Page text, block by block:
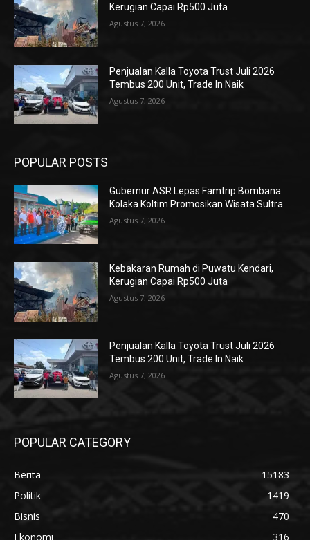
Kerugian Capai Rp500 Juta
Agustus 7, 2026
Penjualan Kalla Toyota Trust Juli 2026
Tembus 200 Unit, Trade In Naik
Agustus 7, 2026
POPULAR POSTS
Gubernur ASR Lepas Famtrip Bombana
Kolaka Koltim Promosikan Wisata Sultra
Agustus 7, 2026
Kebakaran Rumah di Puwatu Kendari,
Kerugian Capai Rp500 Juta
Agustus 7, 2026
Penjualan Kalla Toyota Trust Juli 2026
Tembus 200 Unit, Trade In Naik
Agustus 7, 2026
POPULAR CATEGORY
Berita
15183
Politik
1419
Bisnis
470
Ekonomi
316